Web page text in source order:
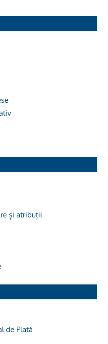
și atribuții
de Plată